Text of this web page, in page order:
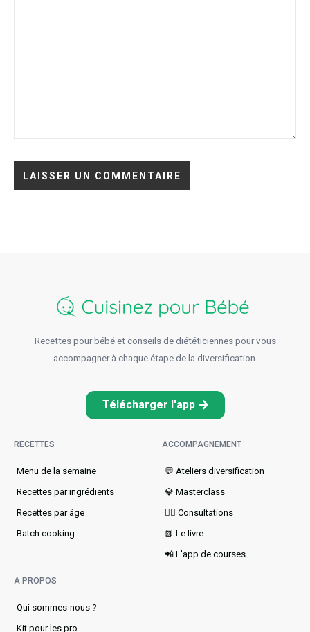
Recettes pour bébé et conseils de diététiciennes pour vous
accompagner à chaque étape de la diversification.
Télécharger l'app
RECETTES
Menu de la semaine​
Recettes par ingrédients
Recettes par âge
Batch cooking
ACCOMPAGNEMENT
💬 Ateliers diversification
💎 Masterclass
👩‍⚕️ Consultations
📗 Le livre
📲 L'app de courses
A PROPOS
Qui sommes-nous ?
Kit pour les pro